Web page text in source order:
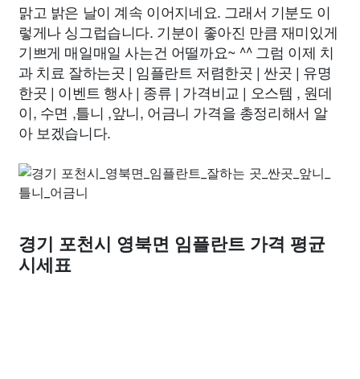
맑고 밝은 날이 계속 이어지네요. 그래서 기분도 이
렇게나 싱그럽습니다. 기분이 좋아진 만큼 재미있게
기쁘게 매일매일 사는건 어떨까요~ ^^ 그럼 이제 치
과 치료 잘하는곳 | 임플란트 저렴한곳 | 싼곳 | 유명
한곳 | 이벤트 행사 | 종류 | 가격비교 | 오스템 , 원데
이, 수면 ,틀니 ,앞니, 어금니 가격을 총정리해서 알
아 보겠습니다.
경기 포천시 영북면 임플란트 가격 평균
시세표